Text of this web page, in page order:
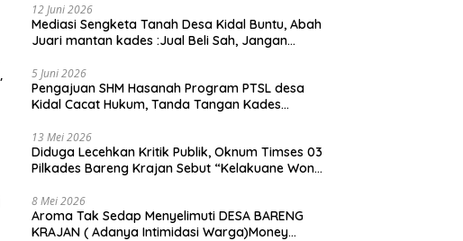
,
12 Juni 2026
Mediasi Sengketa Tanah Desa Kidal Buntu, Abah
Juari mantan kades :Jual Beli Sah, Jangan
Membatalkan Hak Warga.
5 Juni 2026
Pengajuan SHM Hasanah Program PTSL desa
Kidal Cacat Hukum, Tanda Tangan Kades
13 Mei 2026
Diduga Lecehkan Kritik Publik, Oknum Timses 03
Pilkades Bareng Krajan Sebut “Kelakuane Wong
8 Mei 2026
Aroma Tak Sedap Menyelimuti DESA BARENG
KRAJAN ( Adanya Intimidasi Warga)Money